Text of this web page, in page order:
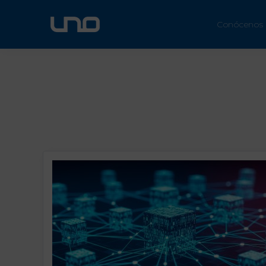
Conócenos